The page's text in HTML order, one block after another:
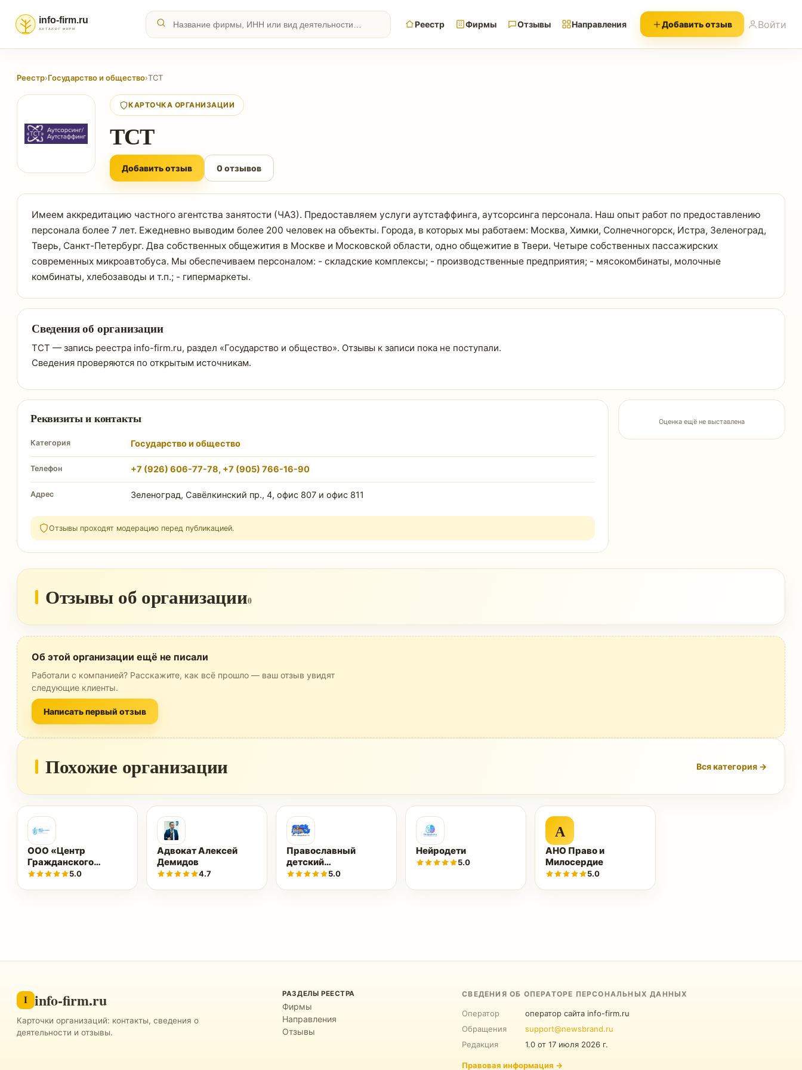
Реестр Фирмы Отзывы Направления Добавить отзыв Войти
Реестр›Государство и общество›ТСТ
КАРТОЧКА ОРГАНИЗАЦИИ
ТСТ
Добавить отзыв 0 отзывов
Имеем аккредитацию частного агентства занятости (ЧАЗ). Предоставляем услуги аутстаффинга, аутсорсинга персонала. Наш опыт работ по предоставлению
персонала более 7 лет. Ежедневно выводим более 200 человек на объекты. Города, в которых мы работаем: Москва, Химки, Солнечногорск, Истра, Зеленоград,
Тверь, Санкт-Петербург. Два собственных общежития в Москве и Московской области, одно общежитие в Твери. Четыре собственных пассажирских
современных микроавтобуса. Мы обеспечиваем персоналом: - складские комплексы; - производственные предприятия; - мясокомбинаты, молочные
комбинаты, хлебозаводы и т.п.; - гипермаркеты.
Сведения об организации
ТСТ — запись реестра info-firm.ru, раздел «Государство и общество». Отзывы к записи пока не поступали.
Сведения проверяются по открытым источникам.
Реквизиты и контакты
Категория Государство и общество
Телефон +7 (926) 606-77-78, +7 (905) 766-16-90
Адрес Зеленоград, Савёлкинский пр., 4, офис 807 и офис 811
Отзывы проходят модерацию перед публикацией.
Оценка ещё не выставлена
Отзывы об организации0
Об этой организации ещё не писали
Работали с компанией? Расскажите, как всё прошло — ваш отзыв увидят
следующие клиенты.
Написать первый отзыв
Похожие организации Вся категория →
ООО «Центр
Гражданского
Права»
5.0
Адвокат Алексей
Демидов
4.7
Православный
детский
реабилитационный
5.0
Нейродети
5.0
А
АНО Право и
Милосердие
5.0
I info-firm.ru
Карточки организаций: контакты, сведения о
деятельности и отзывы.
РАЗДЕЛЫ РЕЕСТРА
Фирмы
Направления
Отзывы
СВЕДЕНИЯ ОБ ОПЕРАТОРЕ ПЕРСОНАЛЬНЫХ ДАННЫХ
Оператор
оператор сайта info-firm.ru
Обращения
support@newsbrand.ru
Редакция
1.0 от17 июля 2026 г.
Правовая информация →